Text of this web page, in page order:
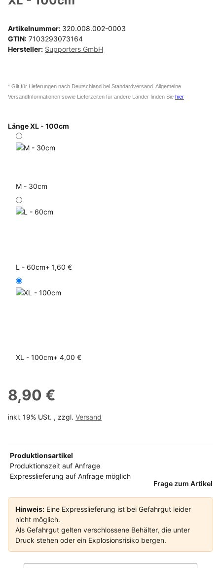
Artikelnummer: 320.008.002-0003
GTIN: 7103293073164
Hersteller: Supporters GmbH
* Gilt für Lieferungen nach Deutschland bei Standardversand. Allgemeine
VersandInformationen sowie Lieferzeiten für andere Länder finden Sie hier
LängeXL - 100cm
M - 30cm
L - 60cm+ 1,60 €
XL - 100cm+ 4,00 €
8,90 €
inkl. 19% USt. , zzgl. Versand
Produktionsartikel
Produktionszeit auf Anfrage
Expresslieferung auf Anfrage möglich
Frage zum Artikel
Hinweis: Eine Expresslieferung ist bei Gefahrgut leider
nicht möglich.
Als Gefahrgut gelten verschlossene Behälter, die unter
Druck stehen oder ein Explosionsrisiko bergen.